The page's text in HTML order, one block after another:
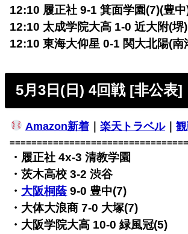
12:10 履正社 9-1 箕面学園(7)(豊
12:10 太成学院大高 1-0 近大附(堺)
12:10 東海大仰星 0-1 関大北陽(南
5月3日(日) 4回戦 [非公表]
Amazon新着｜ 楽天トラベル｜
・履正社 4x-3 清教学園
・茨木高校 3-2 渋谷
・ 大阪桐蔭 9-0 豊中(7)
・大体大浪商 7-0 大塚(7)
・大阪学院大高 10-0 緑風冠(5)